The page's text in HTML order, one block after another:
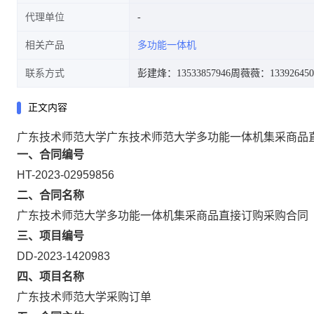
代理单位
相关产品 多功能一体机
联系方式 彭建烽：13533857946周薇薇：
正文内容
广东技术师范大学广东技术师范大学多功能一体机集采商品
一、合同编号
HT-2023-02959856
二、合同名称
广东技术师范大学多功能一体机集采商品直接订购采购合同
三、项目编号
DD-2023-1420983
四、项目名称
广东技术师范大学采购订单